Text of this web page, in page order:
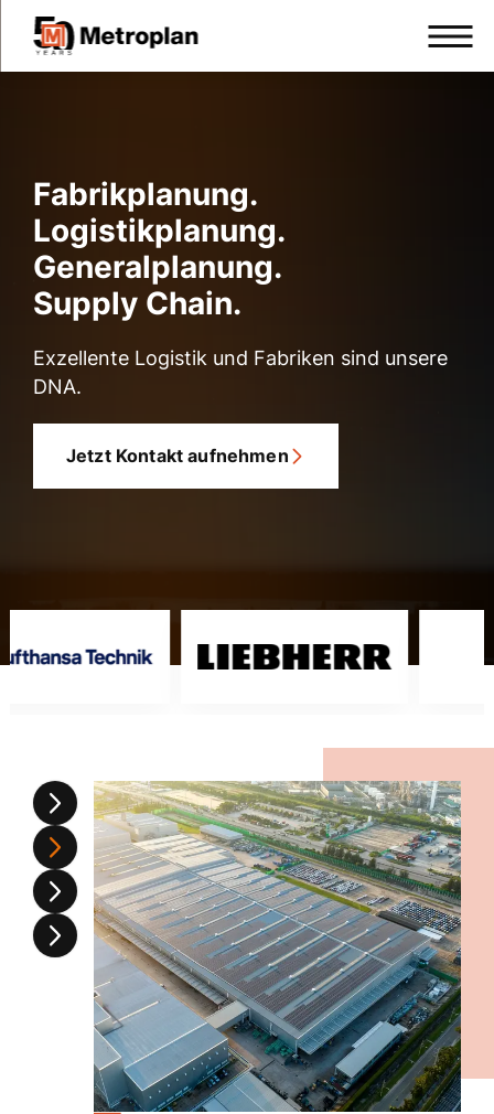
Fabrikplanung.
Logistikplanung.
Generalplanung.
Supply Chain.
Exzellente Logistik und Fabriken sind unsere
DNA.
Jetzt Kontakt aufnehmen